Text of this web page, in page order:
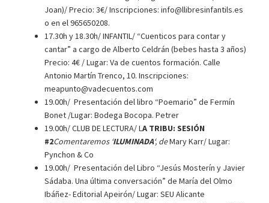
Joan)/ Precio: 3€/ Inscripciones: info@llibresinfantils.es
o en el 965650208.
17.30h y 18.30h/ INFANTIL/ “Cuenticos para contar y
cantar” a cargo de Alberto Celdrán (bebes hasta 3 años)
Precio: 4€ / Lugar: Va de cuentos formación. Calle
Antonio Martín Trenco, 10. Inscripciones:
meapunto@vadecuentos.com
19.00h/ Presentación del libro “Poemario” de Fermín
Bonet /Lugar: Bodega Bocopa. Petrer
19.00h/ CLUB DE LECTURA/ LA TRIBU: SESIÓN
#2Comentaremos ‘ILUMINADA‘, deMary Karr/ Lugar:
Pynchon & Co
19.00h/ Presentación del Libro “Jesús Mosterín y Javier
Sádaba. Una última conversación” de María del Olmo
Ibáñez- Editorial Apeirón/ Lugar: SEU Alicante